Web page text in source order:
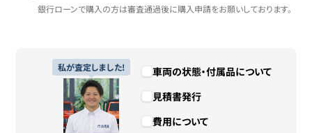
銀行ローンで購入の方は審査通過後に購入申請をお願いしております。
私が査定しました!
車両の状態・付属品について
見積書発行
費用について